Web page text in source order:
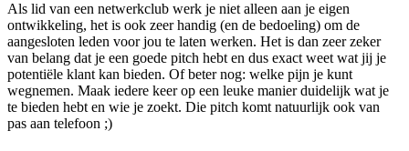
Als lid van een netwerkclub werk je niet alleen aan je eigen
ontwikkeling, het is ook zeer handig (en de bedoeling) om de
aangesloten leden voor jou te laten werken. Het is dan zeer zeker
van belang dat je een goede pitch hebt en dus exact weet wat jij je
potentiële klant kan bieden. Of beter nog: welke pijn je kunt
wegnemen. Maak iedere keer op een leuke manier duidelijk wat je
te bieden hebt en wie je zoekt. Die pitch komt natuurlijk ook van
pas aan telefoon ;)